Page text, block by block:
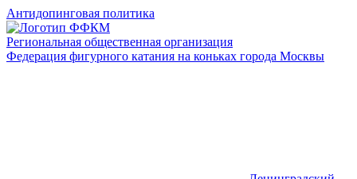
Антидопинговая политика
Региональная общественная организация
Федерация фигурного катания на коньках города Москвы